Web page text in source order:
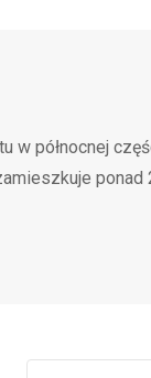
w północnej